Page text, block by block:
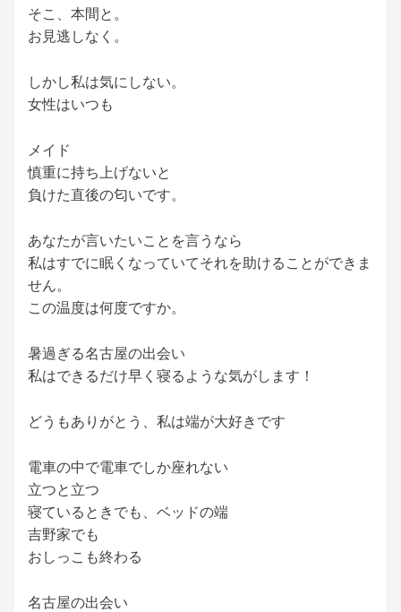
そこ、本間と。
お見逃しなく。
しかし私は気にしない。
女性はいつも
メイド
慎重に持ち上げないと
負けた直後の匂いです。
あなたが言いたいことを言うなら
私はすでに眠くなっていてそれを助けることができま
せん。
この温度は何度ですか。
暑過ぎる名古屋の出会い
私はできるだけ早く寝るような気がします！
どうもありがとう、私は端が大好きです
電車の中で電車でしか座れない
立つと立つ
寝ているときでも、ベッドの端
吉野家でも
おしっこも終わる
名古屋の出会い